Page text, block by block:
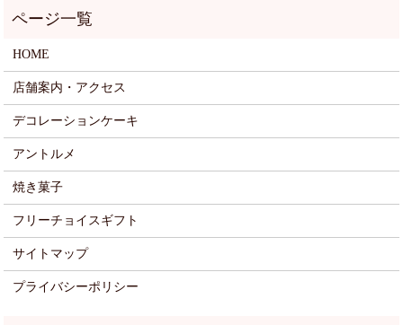
HOME
店舗案内・アクセス
デコレーションケーキ
アントルメ
焼き菓子
フリーチョイスギフト
サイトマップ
プライバシーポリシー